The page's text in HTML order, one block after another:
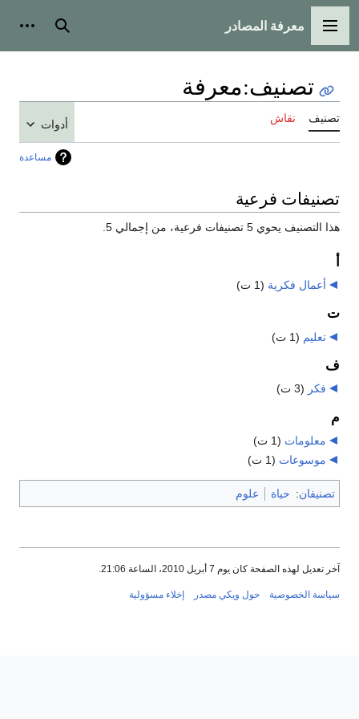
القائمة الرئيسية
معرفة المصادر بحث
تصنيف:معرفة
تصنيف نقاش أدوات
مساعدة
تصنيفات فرعية
هذا التصنيف يحوي 5 تصنيفات فرعية، من إجمالي 5.
أعمال فكرية (1 ت)
ت
تعليم (1 ت)
ف
فكر (3 ت)
م
معلومات (1 ت)
موسوعات (1 ت)
تصنيفان: حياة علوم
آخر تعديل لهذه الصفحة كان يوم 7 أبريل 2010، الساعة 21:06.
سياسة الخصوصية حول ويكي مصدر إخلاء مسؤولية